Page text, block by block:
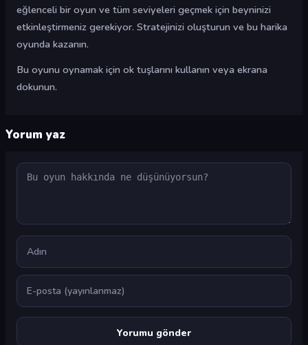
eğlenceli bir oyun ve tüm seviyeleri geçmek için beyninizi
etkinleştirmeniz gerekiyor. Stratejinizi oluşturun ve bu harika
oyunda kazanın.
Bu oyunu oynamak için ok tuşlarını kullanın veya ekrana
dokunun.
Yorum yaz
Yorum
Ad
E-posta